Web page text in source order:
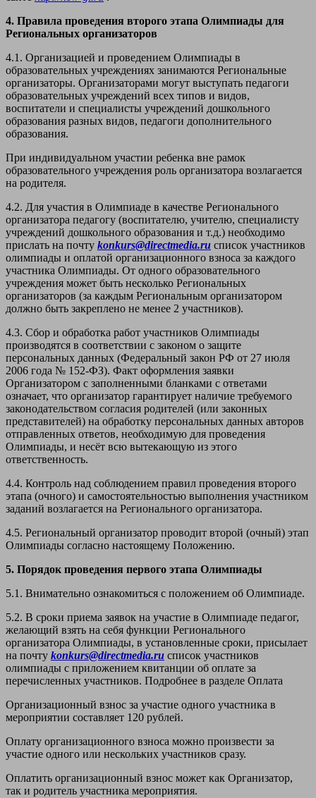
4. Правила проведения второго этапа Олимпиады для
Региональных организаторов
4.1. Организацией и проведением Олимпиады в
образовательных учреждениях занимаются Региональные
организаторы. Организаторами могут выступать педагоги
образовательных учреждений всех типов и видов,
воспитатели и специалисты учреждений дошкольного
образования разных видов, педагоги дополнительного
образования.
При индивидуальном участии ребенка вне рамок
образовательного учреждения роль организатора возлагается
на родителя.
4.2. Для участия в Олимпиаде в качестве Регионального
организатора педагогу (воспитателю, учителю, специалисту
учреждений дошкольного образования и т.д.) необходимо
прислать на почту konkurs@directmedia.ru список участников
олимпиады и оплатой организационного взноса за каждого
участника Олимпиады. От одного образовательного
учреждения может быть несколько Региональных
организаторов (за каждым Региональным организатором
должно быть закреплено не менее 2 участников).
4.3. Сбор и обработка работ участников Олимпиады
производятся в соответствии с законом о защите
персональных данных (Федеральный закон РФ от 27 июля
2006 года № 152-ФЗ). Факт оформления заявки
Организатором с заполненными бланками с ответами
означает, что организатор гарантирует наличие требуемого
законодательством согласия родителей (или законных
представителей) на обработку персональных данных авторов
отправленных ответов, необходимую для проведения
Олимпиады, и несёт всю вытекающую из этого
ответственность.
4.4. Контроль над соблюдением правил проведения второго
этапа (очного) и самостоятельностью выполнения участником
заданий возлагается на Регионального организатора.
4.5. Региональный организатор проводит второй (очный) этап
Олимпиады согласно настоящему Положению.
5. Порядок проведения первого этапа Олимпиады
5.1. Внимательно ознакомиться с положением об Олимпиаде.
5.2. В сроки приема заявок на участие в Олимпиаде педагог,
желающий взять на себя функции Регионального
организатора Олимпиады, в установленные сроки, присылает
на почту konkurs@directmedia.ru список участников
олимпиады с приложением квитанции об оплате за
перечисленных участников. Подробнее в разделе Оплата
Организационный взнос за участие одного участника в
мероприятии составляет 120 рублей.
Оплату организационного взноса можно произвести за
участие одного или нескольких участников сразу.
Оплатить организационный взнос может как Организатор,
так и родитель участника мероприятия.